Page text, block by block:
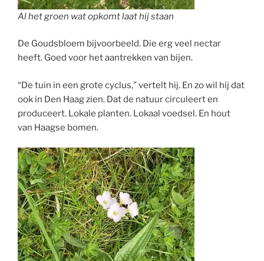
Al het groen wat opkomt laat hij staan
De Goudsbloem bijvoorbeeld. Die erg veel nectar
heeft. Goed voor het aantrekken van bijen.
“De tuin in een grote cyclus,” vertelt hij. En zo wil hij dat
ook in Den Haag zien. Dat de natuur circuleert en
produceert. Lokale planten. Lokaal voedsel. En hout
van Haagse bomen.